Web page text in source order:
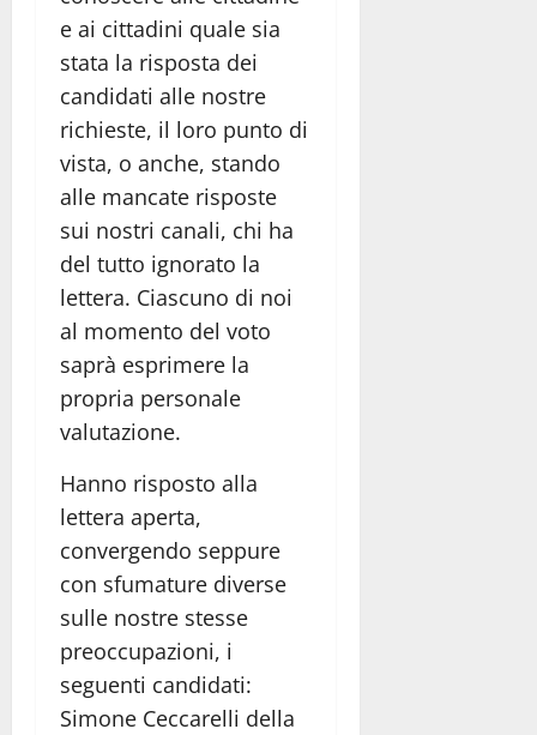
e ai cittadini quale sia
stata la risposta dei
candidati alle nostre
richieste, il loro punto di
vista, o anche, stando
alle mancate risposte
sui nostri canali, chi ha
del tutto ignorato la
lettera. Ciascuno di noi
al momento del voto
saprà esprimere la
propria personale
valutazione.
Hanno risposto alla
lettera aperta,
convergendo seppure
con sfumature diverse
sulle nostre stesse
preoccupazioni, i
seguenti candidati:
Simone Ceccarelli della